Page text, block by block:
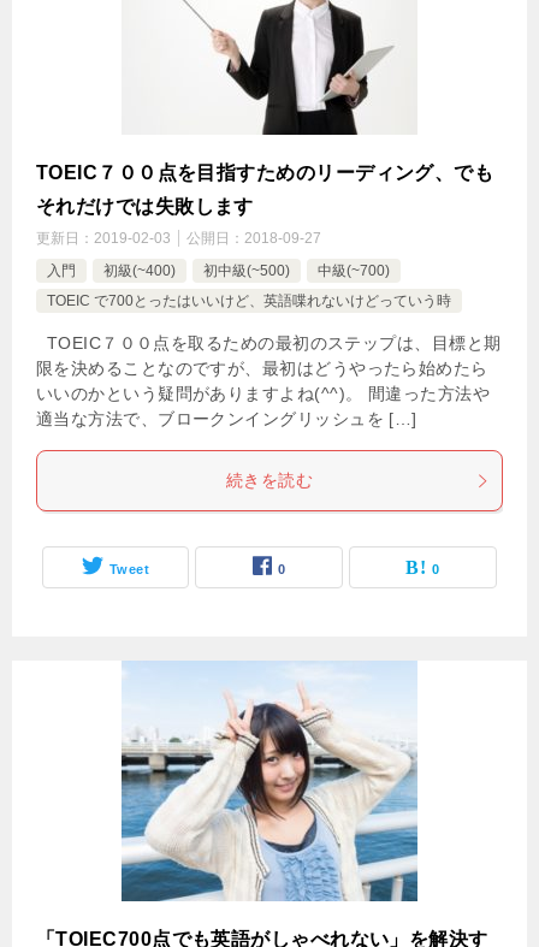
TOEIC７００点を目指すためのリーディング、でも
それだけでは失敗します
更新日： 2019-02-03 公開日： 2018-09-27
入門
初級(~400) 初中級(~500)
中級(~700)
TOEIC で700とったはいいけど、英語喋れないけどっていう時
TOEIC７００点を取るための最初のステップは、目標と期
限を決めることなのですが、最初はどうやったら始めたら
いいのかという疑問がありますよね(^^)。 間違った方法や
適当な方法で、ブロークンイングリッシュを […]
続きを読む
Tweet 0 0
「TOIEC700点でも英語がしゃべれない」を解決す